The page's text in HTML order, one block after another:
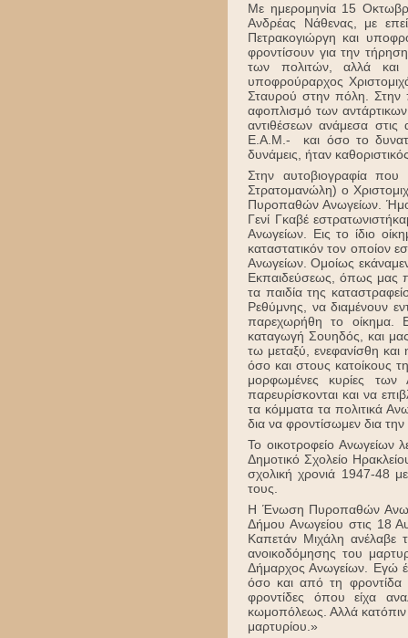
Με ημερομηνία 15
Ανδρέας Νάθενας, με
Πετρακογιώργη και
φροντίσουν για την
των πολιτών, αλλά και
υποφρούραρχος
Σταυρού στην πόλη. Στην
αφοπλισμό των
αντιθέσεων ανάμεσα στις
Ε.Α.Μ.- και όσο το
δυνάμεις, ήταν
Στην αυτοβιογραφία
Στρατομανώλη) ο
Πυροπαθών Ανωγείων.
Γενί Γκαβέ
Ανωγείων. Εις το ίδιο
καταστατικόν τον οποίον
Ανωγείων. Ομοίως
Εκπαιδεύσεως, όπως μας
τα παιδία της
Ρεθύμνης, να διαμένουν
παρεχωρήθη το οίκημα.
καταγωγή Σουηδός, και
τω μεταξύ, ενεφανίσθη
όσο και στους κατοίκους
μορφωμένες κυρίες
παρευρίσκονται και να
τα κόμματα τα πολιτικά
δια να φροντίσωμεν δια
Το οικοτροφείο Ανωγείων
Δημοτικό Σχολείο
σχολική χρονιά 1947-48
τους.
Η Ένωση Πυροπαθών
Δήμου Ανωγείου στις 18
Καπετάν Μιχάλη ανέλαβε
ανοικοδόμησης του
Δήμαρχος Ανωγείων. Εγώ
όσο και από τη φροντίδα
φροντίδες όπου είχα
κωμοπόλεως. Αλλά
μαρτυρίου.»